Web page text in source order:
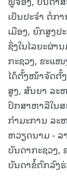
ເປັນປະຈໍາ ຕໍ່ກ
ເມືອງ, ຍົກສູງ
ຊຶ່ງໃນໄລຍະຜ່າ
ກະຊວງ, ຂະແ
ໄດ້ຕັ້ງໜ້າຈັດຕັ້
ສູງ, ສັນຍາ ລະ
ປຶກສາຫາລືໃນ
ກໍາມະການ ລະ
ຫວຽດນາມ - ລ
ບັນດາກະຊວງ,
ບັນດາຂໍ້ຕົກລົງ